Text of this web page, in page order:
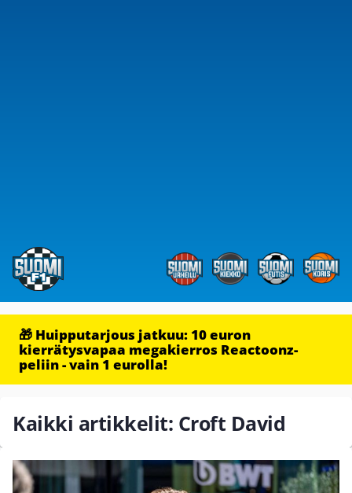
🎁 Huipputarjous jatkuu: 10 euron
kierrätysvapaa megakierros Reactoonz-
peliin - vain 1 eurolla!
Kaikki artikkelit: Croft David